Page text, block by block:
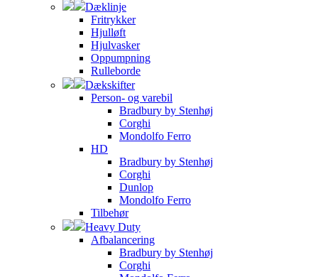
Dæklinje
Fritrykker
Hjulløft
Hjulvasker
Oppumpning
Rulleborde
Dækskifter
Person- og varebil
Bradbury by Stenhøj
Corghi
Mondolfo Ferro
HD
Bradbury by Stenhøj
Corghi
Dunlop
Mondolfo Ferro
Tilbehør
Heavy Duty
Afbalancering
Bradbury by Stenhøj
Corghi